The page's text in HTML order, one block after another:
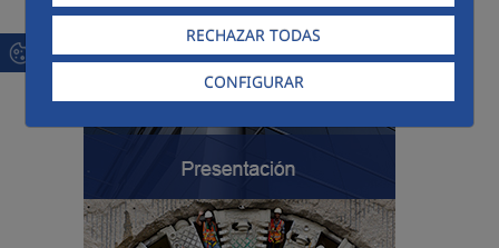
RECHAZAR TODAS
CONFIGURAR